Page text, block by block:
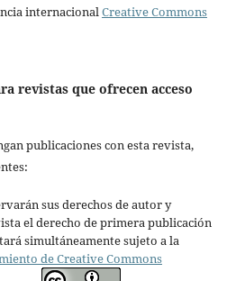
internacionalCreative Commons
revistas que ofrecen acceso
publicaciones con esta revista,
sus derechos de autor y
el derecho de primera publicación
simultáneamente sujeto a la
de Creative Commons